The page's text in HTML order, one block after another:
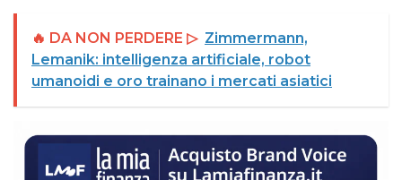
🔥 DA NON PERDERE ▷ Zimmermann,
Lemanik: intelligenza artificiale, robot
umanoidi e oro trainano i mercati asiatici